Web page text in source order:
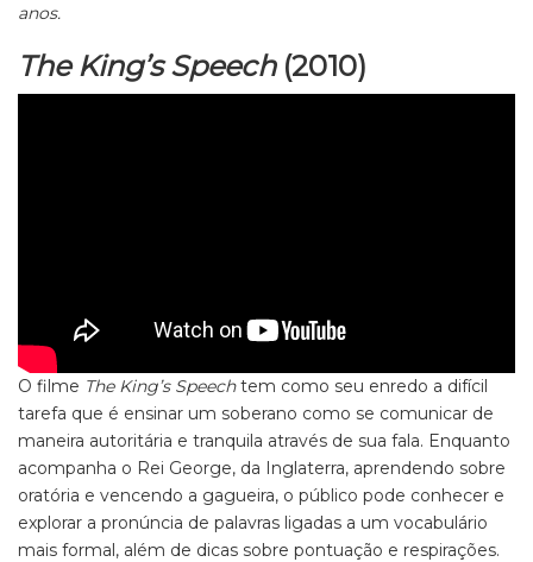
anos.
The King’s Speech(2010)
O filme The King’s Speechtem como seu enredo a difícil
tarefa que é ensinar um soberano como se comunicar de
maneira autoritária e tranquila através de sua fala. Enquanto
acompanha o Rei George, da Inglaterra, aprendendo sobre
oratória e vencendo a gagueira, o público pode conhecer e
explorar a pronúncia de palavras ligadas a um vocabulário
mais formal, além de dicas sobre pontuação e respirações.